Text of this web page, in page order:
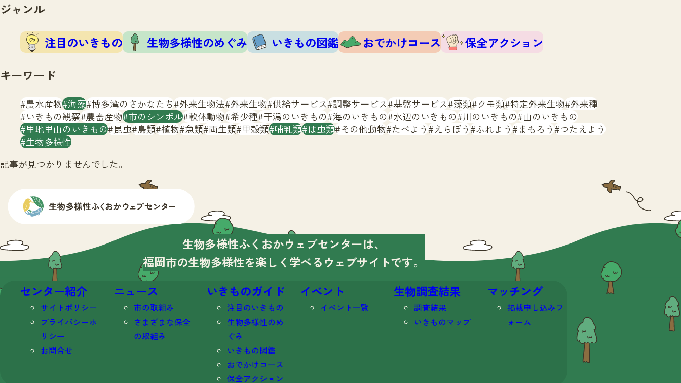
ジャンル
注目のいきもの 生物多様性のめぐみ いきもの図鑑 おでかけコース
保全アクション
キーワード
農水産物 海藻 博多湾のさかなたち 外来生物法 外来生物 供給サービス 調整サービス 基盤サービス 藻類 クモ類 特定外来生物 外来種
いきもの観察 農畜産物 市のシンボル 軟体動物 希少種 干潟のいきもの 海のいきもの 水辺のいきもの 川のいきもの 山のいきもの
里地里山のいきもの 昆虫 鳥類 植物 魚類 両生類 甲殻類 哺乳類 は虫類 その他動物 たべよう えらぼう ふれよう まもろう つたえよう
生物多様性
記事が見つかりませんでした。
生物多様性ふくおかウェブセンターは、
福岡市の生物多様性を楽しく学べる ウェブサイトです。
センター紹介
サイトポリシー
プライバシーポ
リシー
お問合せ
ニュース
市の取組み
さまざまな保全
の取組み
いきものガイド
注目のいきもの
生物多様性のめ
ぐみ
いきもの図鑑
おでかけコース
保全アクション
イベント
イベント一覧
生物調査結果
調査結果
いきものマップ
マッチング
掲載申し込みフ
ォーム